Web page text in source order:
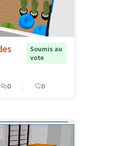
Soumis au
vote
0 0